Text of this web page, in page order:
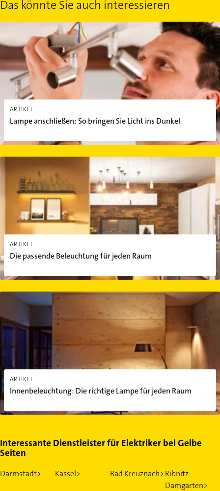
Das könnte Sie auch interessieren
ARTIKEL
Lampe anschließen: So bringen Sie Licht ins Dunkel
Lampe anschließen: So bringen Sie Licht ins Dunkel
ARTIKEL
Die passende Beleuchtung für jeden Raum
Die passende Beleuchtung für jeden Raum
ARTIKEL
Innenbeleuchtung: Die richtige Lampe für jeden Raum
Innenbeleuchtung: Die richtige Lampe für jeden Raum
Interessante Dienstleister für Elektriker bei Gelbe
Seiten
Darmstadt> Kassel> Bad Kreuznach>Ribnitz-
Damgarten>